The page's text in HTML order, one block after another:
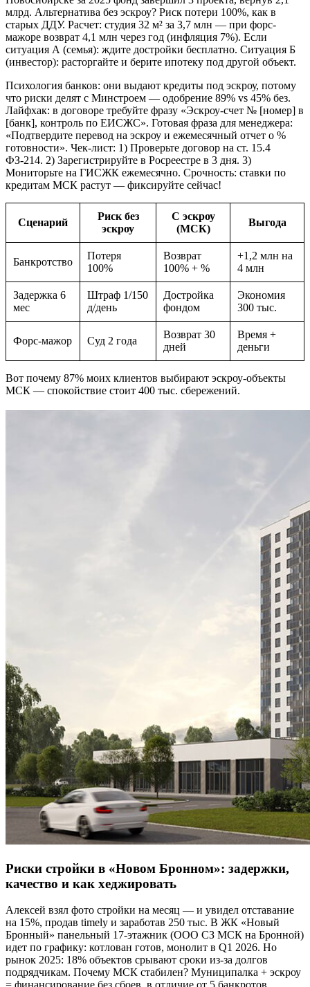
млрд. Альтернатива без эскроу? Риск потери 100%, как в
старых ДДУ. Расчет: студия 32 м² за 3,7 млн — при форс-
мажоре возврат 4,1 млн через год (инфляция 7%). Если
ситуация А (семья): ждите достройки бесплатно. Ситуация Б
(инвестор): расторгайте и берите ипотеку под другой объект.
Психология банков: они выдают кредиты под эскроу, потому
что риски делят с Минстроем — одобрение 89% vs 45% без.
Лайфхак: в договоре требуйте фразу «Эскроу-счет № [номер] в
[банк], контроль по ЕИСЖС». Готовая фраза для менеджера:
«Подтвердите перевод на эскроу и ежемесячный отчет о %
готовности». Чек-лист: 1) Проверьте договор на ст. 15.4
ФЗ-214. 2) Зарегистрируйте в Росреестре в 3 дня. 3)
Мониторьте на ГИСЖК ежемесячно. Срочность: ставки по
кредитам МСК растут — фиксируйте сейчас!
Сценарий
Риск без
эскроу
С эскроу
(МСК)
Выгода
Банкротство
Потеря
100%
Возврат
100% + %
+1,2 млн на
4 млн
Задержка 6
мес
Штраф 1/150
д/день
Достройка
фондом
Экономия
300 тыс.
Форс-мажор Суд 2 года
Возврат 30
дней
Время +
деньги
Вот почему 87% моих клиентов выбирают эскроу-объекты
МСК — спокойствие стоит 400 тыс. сбережений.
Риски стройки в «Новом Бронном»: задержки,
качество и как хеджировать
Алексей взял фото стройки на месяц — и увидел отставание
на 15%, продав timely и заработав 250 тыс. В ЖК «Новый
Бронный» панельный 17-этажник (ООО СЗ МСК на Бронной)
идет по графику: котлован готов, монолит в Q1 2026. Но
рынок 2025: 18% объектов срывают сроки из-за долгов
подрядчикам. Почему МСК стабилен? Муниципалка + эскроу